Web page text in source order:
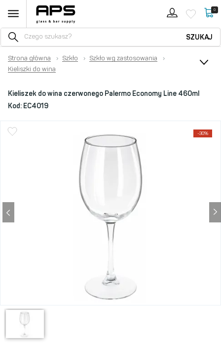
0
SZUKAJ
Strona główna › Szkło › Szkło wg zastosowania
›
Kieliszki do wina
Kieliszek do wina czerwonego Palermo Economy Line 460ml
Kod: EC4019
-30%